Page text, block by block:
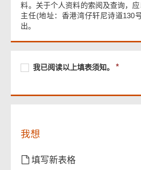
料。关于个人资料的索阅及查询，
主任(地址：香港湾仔轩尼诗道130
出。
我
读
填
表
知。
必
供
我已阅读以上填表须知。
必
供
我想
填写新表格
菜